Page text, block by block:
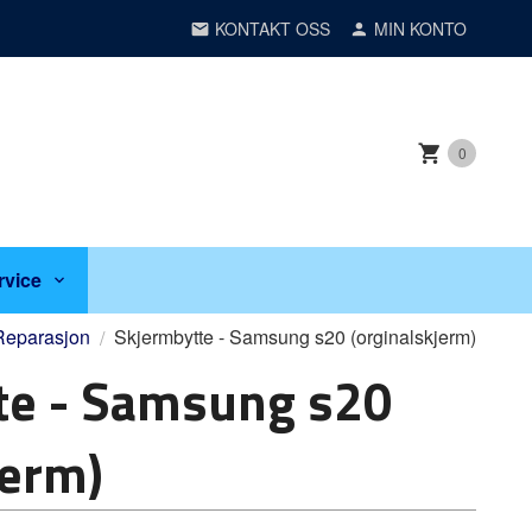
KONTAKT OSS MIN KONTO
0
Skjermbytte - Samsung s20 (orginalskjerm)
- Samsung s20